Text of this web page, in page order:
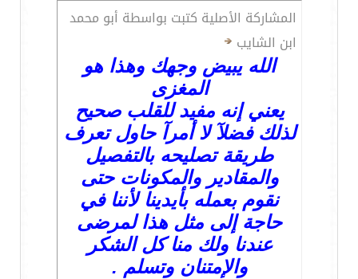
المشاركة الأصلية كتبت بواسطة أبو محمد
ابن الشايب
الله يبيض وجهك وهذا هو
المغزى
يعني إنه مفيد للقلب صحيح
لذلك فضلآ لا أمرآ حاول تعرف
طريقة تصليحه بالتفصيل
والمقادير والمكونات حتى
نقوم بعمله بأيدينا لأننا في
حاجة إلى مثل هذا لمرضى
عندنا ولك منا كل الشكر
والإمتنان وتسلم .